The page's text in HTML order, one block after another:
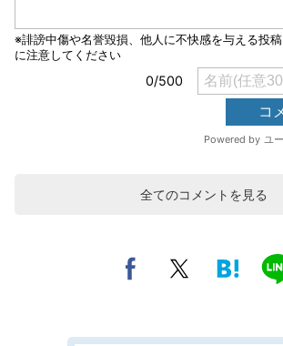
全てのコメントを見る